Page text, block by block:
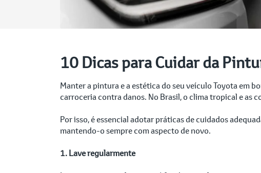
10 Dicas para Cuidar da
Manter a pintura e a estética do seu veículo Toyota em
carroceria contra danos. No Brasil, o clima tropical e as
Por isso, é essencial adotar práticas de cuidados
mantendo-o sempre com aspecto de novo.
1. Lave regularmente